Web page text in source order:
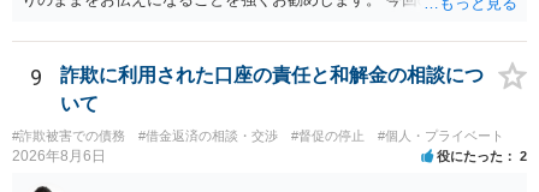
早ければ早いほどいいのは間違いありません。 ご健闘をお祈りいたし
ます。
9
詐欺に利用された口座の責任と和解金の相談につ
いて
#詐欺被害での債務 #借金返済の相談・交渉 #督促の停止 #個人・プライベート
2026年8月6日 役にたった 2